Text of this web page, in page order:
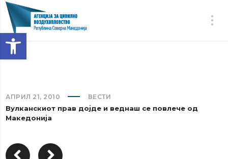
Open toolbar
АПРИЛ 21, 2010 ВЕСТИ
Вулканскиот прав дојде и веднаш се повлече од
Македонија